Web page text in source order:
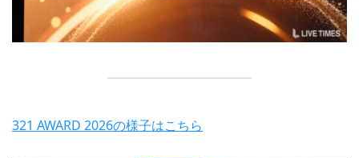
321 AWARD 2026の様子はこちら